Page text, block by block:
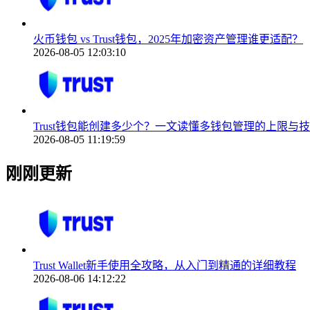
火币钱包 vs Trust钱包，2025年加密资产管理谁更适配？
2026-08-05 12:03:10
Trust钱包能创建多少个？一文读懂多钱包管理的上限与
2026-08-05 11:19:59
刚刚更新
Trust Wallet新手使用全攻略，从入门到精通的详细教程
2026-08-06 14:12:22